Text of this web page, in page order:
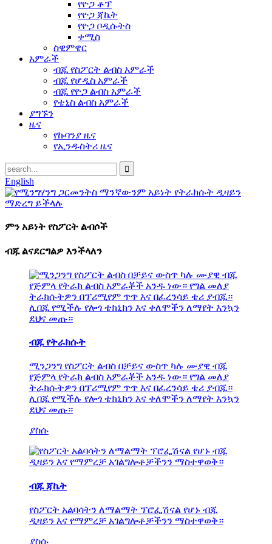
የዮጋ ቶፕ
የዮጋ ጃኬት
የዮጋ ቦዲሱትስ
ቀሚስ
ስዊምዌር
አምራች
ብጁ የስፖርት ልብስ አምራች
ብጁ የሆዲስ አምራች
ብጁ የዮጋ ልብስ አምራች
የቴኒስ ልብስ አምራች
ያግኙን
ዜና
የኩባንያ ዜና
የኢንዱስትሪ ዜና
English
ምን አይነት የስፖርት ልብሶች
ብጁ ልናደርግልዎ እንችላለን
ብጁ የትራክሱት
ሚንጋንግ የስፖርት ልብስ በቻይና ውስጥ ካሉ ሙያዊ ብጁ
የጅምላ የትራክ ልብስ አምራቾች አንዱ ነው። የግል መለያ
ትራክሱትዎን በፕሪሚየም ጥጥ እና በፈረንሳይ ቴሪ ያብጁ።
ሊበጁ የሚችሉ የሎጎ ቴክኒክን እና ቀለሞችን ለማየት እንኳን
ደህና መጡ።
ያስሱ
ብጁ ጃኬት
የስፖርት አልባሳትን ለማልማት ፕሮፌሽናል የሆኑ ብጁ
ዲዛይን እና የማምረቻ አገልግሎቶቻችንን ማስተዋወቅ።
ያስሱ